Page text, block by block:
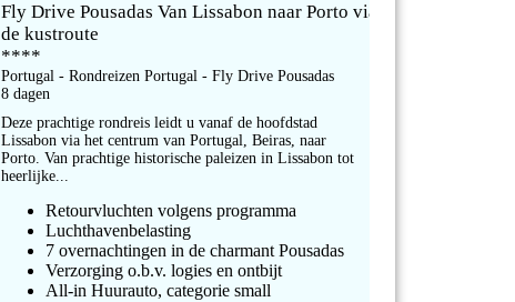
Fly Drive Pousadas Van Lissabon naar Porto via
de kustroute
****
Portugal - Rondreizen Portugal - Fly Drive Pousadas
8 dagen
Deze prachtige rondreis leidt u vanaf de hoofdstad
Lissabon via het centrum van Portugal, Beiras, naar
Porto. Van prachtige historische paleizen in Lissabon tot
heerlijke...
Retourvluchten volgens programma
Luchthavenbelasting
7 overnachtingen in de charmant Pousadas
Verzorging o.b.v. logies en ontbijt
All-in Huurauto, categorie small